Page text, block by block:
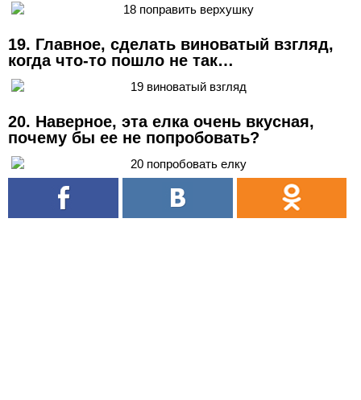
19. Главное, сделать виноватый взгляд,
когда что-то пошло не так…
20. Наверное, эта елка очень вкусная,
почему бы ее не попробовать?